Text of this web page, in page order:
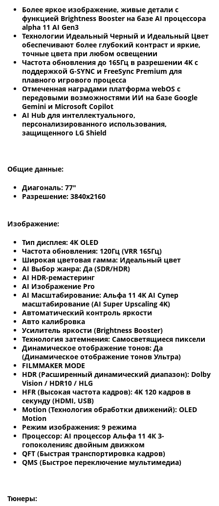
Более яркое изображение, живые детали с
функцией Brightness Booster на базе AI процессора
alpha 11 AI Gen3
Технологии Идеальный Черный и Идеальный Цвет
обеспечивают более глубокий контраст и яркие,
точные цвета при любом освещении
Частота обновления до 165Гц в разрешении 4K с
поддержкой G-SYNC и FreeSync Premium для
плавного игрового процесса
Отмеченная наградами платформа webOS с
передовыми возможностями ИИ на базе Google
Gemini и Microsoft Copilot
AI Hub для интеллектуального,
персонализированного использования,
защищенного LG Shield
Общие данные:
Диагональ: 77"
Разрешение: 3840x2160
Изображение:
Тип дисплея: 4K OLED
Частота обновления: 120Гц (VRR 165Гц)
Широкая цветовая гамма: Идеальный цвет
AI Выбор жанра: Да (SDR/HDR)
AI HDR-ремастеринг
AI Изображение Pro
AI Масштабирование: Альфа 11 4K AI Супер
масштабирование (AI Super Upscaling 4K)
Автоматический контроль яркости
Авто калибровка
Усилитель яркости (Brightness Booster)
Технология затемнения: Самосветящиеся пиксели
Динамическое отображение тонов: Да
(Динамическое отображение тонов Ультра)
FILMMAKER MODE
HDR (Расширенный динамический диапазон): Dolby
Vision / HDR10 / HLG
HFR (Высокая частота кадров): 4K 120 кадров в
секунду (HDMI, USB)
Motion (Технология обработки движений): OLED
Motion
Режим изображения: 9 режима
Процессор: AI процессор Альфа 11 4К 3-
гопоколенияс двойным движком
QFT (Быстрая транспортировка кадров)
QMS (Быстрое переключение мультимедиа)
Тюнеры: